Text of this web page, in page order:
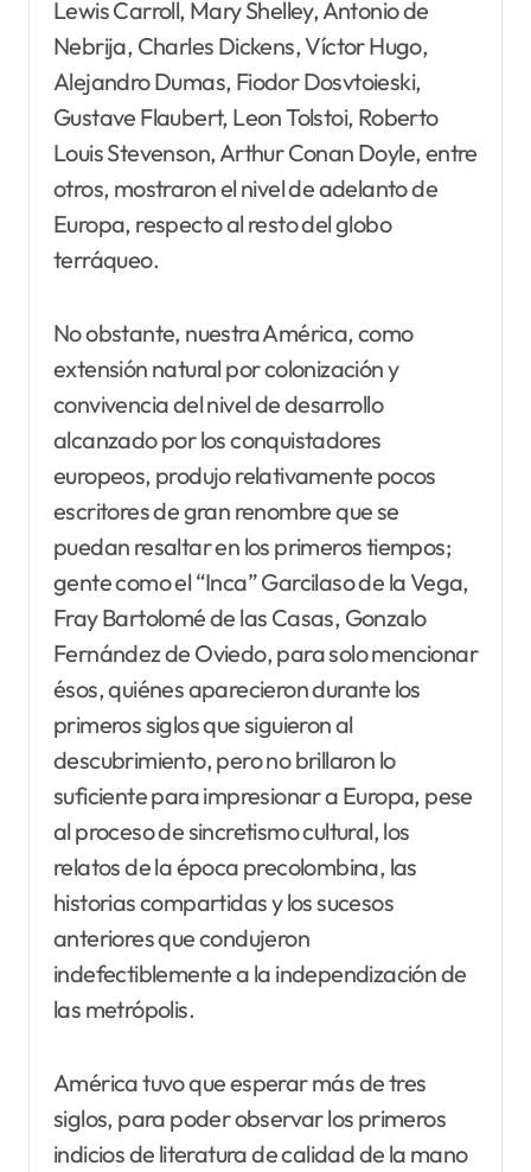
Lewis Carroll, Mary Shelley, Antonio de
Nebrija, Charles Dickens, Víctor Hugo,
Alejandro Dumas, Fiodor Dosvtoieski,
Gustave Flaubert, Leon Tolstoi, Roberto
Louis Stevenson, Arthur Conan Doyle, entre
otros, mostraron el nivel de adelanto de
Europa, respecto al resto del globo
terráqueo.
No obstante, nuestra América, como
extensión natural por colonización y
convivencia del nivel de desarrollo
alcanzado por los conquistadores
europeos, produjo relativamente pocos
escritores de gran renombre que se
puedan resaltar en los primeros tiempos;
gente como el “Inca” Garcilaso de la Vega,
Fray Bartolomé de las Casas, Gonzalo
Fernández de Oviedo, para solo mencionar
ésos, quiénes aparecieron durante los
primeros siglos que siguieron al
descubrimiento, pero no brillaron lo
suficiente para impresionar a Europa, pese
al proceso de sincretismo cultural, los
relatos de la época precolombina, las
historias compartidas y los sucesos
anteriores que condujeron
indefectiblemente a la independización de
las metrópolis.
América tuvo que esperar más de tres
siglos, para poder observar los primeros
indicios de literatura de calidad de la mano